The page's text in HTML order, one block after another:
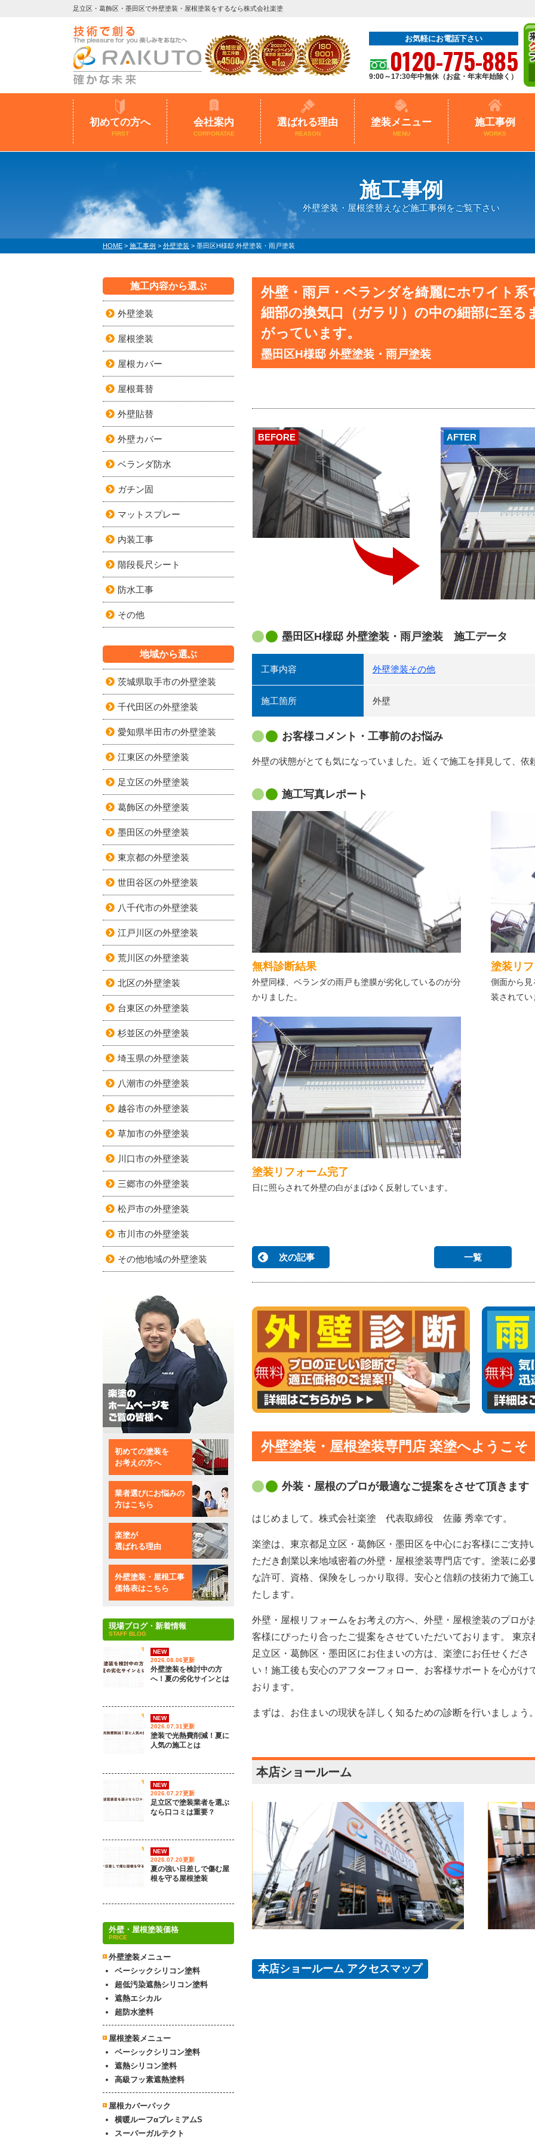
足立区・葛飾区・墨田区で外壁塗装・屋根塗装をするなら株式会社楽塗
お気軽にお電話下さい
0120-775-885
9:00～17:30年中無休（お盆・年末年始除く）
初めての方へ
FIRST
会社案内
CORPORATAE
選ばれる理由
REASON
塗装メニュー
MENU
施工事例
WORKS
施工事例
外壁塗装・屋根塗替えなど施工事例をご覧下さい
HOME > 施工事例 > 外壁塗装 > 墨田区H様邸 外壁塗装・雨戸塗装
外壁・雨戸・ベランダを綺麗にホワイト系
細部の換気口（ガラリ）の中の細部に至る
がっています。
墨田区H様邸 外壁塗装・雨戸塗装
AFTER
BEFORE
墨田区H様邸 外壁塗装・雨戸塗装 施工データ
工事内容 外壁塗装その他
施工箇所 外壁
お客様コメント・工事前のお悩み
外壁の状態がとても気になっていました。近くで施工を拝見して、依
施工写真レポート
無料診断結果
外壁同様、ベランダの雨戸も塗膜が劣化しているのが分
かりました。
塗装リ
側面から見
装されてい
塗装リフォーム完了
日に照らされて外壁の白がまばゆく反射しています。
次の記事 一覧
外壁塗装・屋根塗装専門店 楽塗へようこそ
外装・屋根のプロが最適なご提案をさせて頂きます
はじめまして。株式会社楽塗 代表取締役 佐藤 秀幸です。
楽塗は、東京都足立区・葛飾区・墨田区を中心にお客様にご支持
ただき創業以来地域密着の外壁・屋根塗装専門店です。塗装に必
な許可、資格、保険をしっかり取得。安心と信頼の技術力で施工
たします。
外壁・屋根リフォームをお考えの方へ、外壁・屋根塗装のプロが
客様にぴったり合ったご提案をさせていただいております。 東京
足立区・葛飾区・墨田区にお住まいの方は、楽塗にお任せくださ
い！施工後も安心のアフターフォロー、お客様サポートを心がけ
おります。
まずは、お住まいの現状を詳しく知るための診断を行いましょう
本店ショールーム
本店ショールーム アクセスマップ
施工内容から選ぶ
外壁塗装
屋根塗装
屋根カバー
屋根葺替
外壁貼替
外壁カバー
ベランダ防水
ガチン固
マットスプレー
内装工事
階段長尺シート
防水工事
その他
地域から選ぶ
茨城県取手市の外壁塗装
千代田区の外壁塗装
愛知県半田市の外壁塗装
江東区の外壁塗装
足立区の外壁塗装
葛飾区の外壁塗装
墨田区の外壁塗装
東京都の外壁塗装
世田谷区の外壁塗装
八千代市の外壁塗装
江戸川区の外壁塗装
荒川区の外壁塗装
北区の外壁塗装
台東区の外壁塗装
杉並区の外壁塗装
埼玉県の外壁塗装
八潮市の外壁塗装
越谷市の外壁塗装
草加市の外壁塗装
川口市の外壁塗装
三郷市の外壁塗装
松戸市の外壁塗装
市川市の外壁塗装
その他地域の外壁塗装
初めての塗装を
お考えの方へ
業者選びにお悩みの
方はこちら
楽塗が
選ばれる理由
外壁塗装・屋根工事
価格表はこちら
現場ブログ・新着情報
STAFF BLOG
NEW
2026.08.06更新
外壁塗装を検討中の方
へ！夏の劣化サインとは
NEW
2026.07.31更新
塗装で光熱費削減！夏に
人気の施工とは
NEW
2026.07.27更新
足立区で塗装業者を選ぶ
なら口コミは重要？
NEW
2026.07.20更新
夏の強い日差しで傷む屋
根を守る屋根塗装
外壁・屋根塗装価格
PRICE
外壁塗装メニュー
ベーシックシリコン塗料
超低汚染遮熱シリコン塗料
遮熱エシカル
超防水塗料
屋根塗装メニュー
ベーシックシリコン塗料
遮熱シリコン塗料
高級フッ素遮熱塗料
屋根カバーパック
横暖ルーフαプレミアムS
スーパーガルテクト